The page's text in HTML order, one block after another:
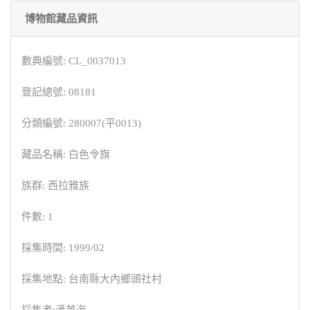
博物館藏品資訊
數典編號: CL_0037013
登記總號: 08181
分類編號: 280007(平0013)
藏品名稱: 白色令旗
族群: 西拉雅族
件數: 1
採集時間: 1999/02
採集地點: 台南縣大內鄉頭社村